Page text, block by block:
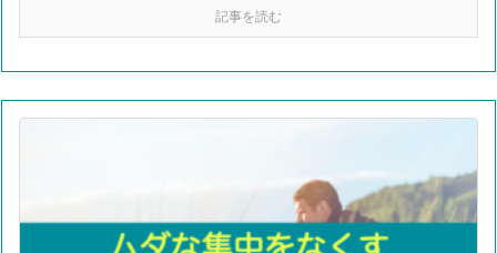
記事を読む